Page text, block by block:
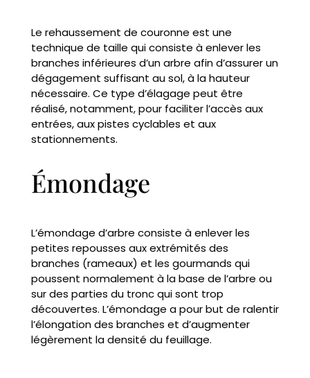
Le rehaussement de couronne est une
technique de taille qui consiste à enlever les
branches inférieures d’un arbre afin d’assurer un
dégagement suffisant au sol, à la hauteur
nécessaire. Ce type d’élagage peut être
réalisé, notamment, pour faciliter l’accès aux
entrées, aux pistes cyclables et aux
stationnements.
Émondage
L’émondage d’arbre consiste à enlever les
petites repousses aux extrémités des
branches (rameaux) et les gourmands qui
poussent normalement à la base de l’arbre ou
sur des parties du tronc qui sont trop
découvertes. L’émondage a pour but de ralentir
l’élongation des branches et d’augmenter
légèrement la densité du feuillage.